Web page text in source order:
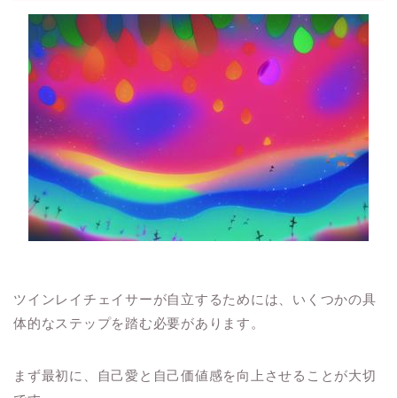
ツインレイチェイサーが自立するためには、いくつかの具
体的なステップを踏む必要があります。
まず最初に、自己愛と自己価値感を向上させることが大切